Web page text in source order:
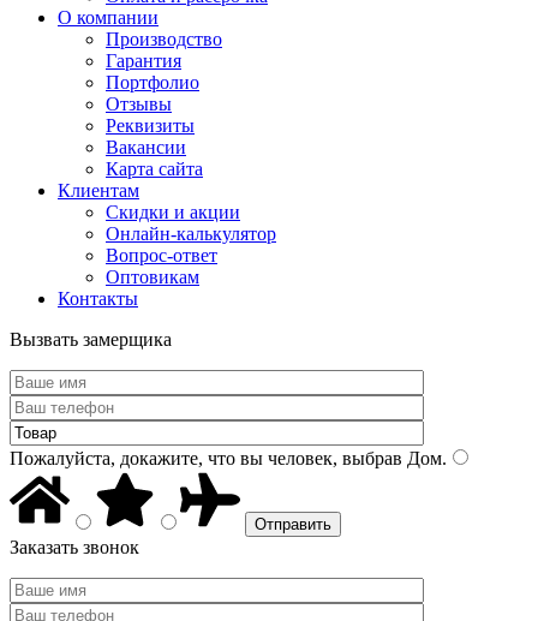
О компании
Производство
Гарантия
Портфолио
Отзывы
Реквизиты
Вакансии
Карта сайта
Клиентам
Скидки и акции
Онлайн-калькулятор
Вопрос-ответ
Оптовикам
Контакты
Вызвать замерщика
Пожалуйста, докажите, что вы человек, выбрав Дом.
Заказать звонок